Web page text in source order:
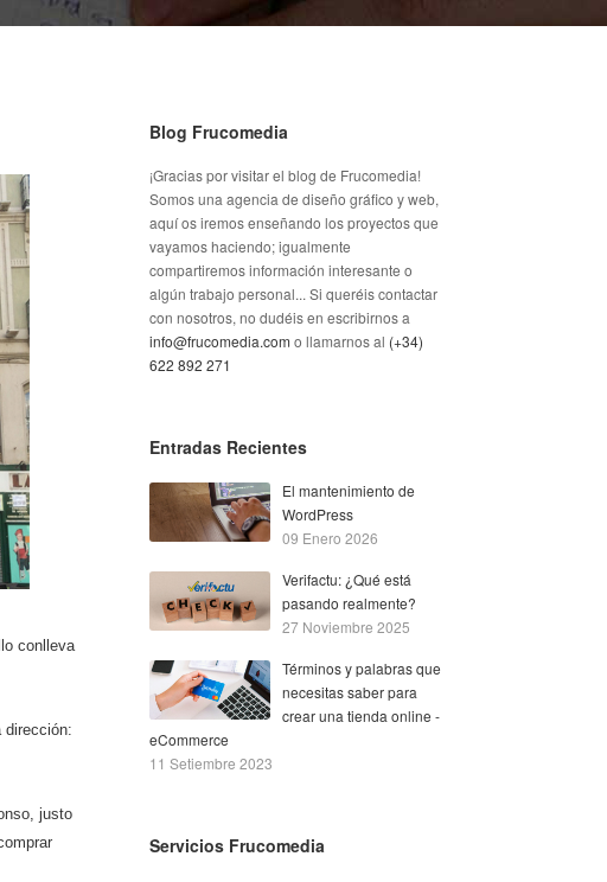
conlleva
dirección:
justo
Blog Frucomedia
¡Gracias por visitar el blog de Frucomedia!
Somos una agencia de diseño gráfico y web,
aquí os iremos enseñando los proyectos que
vayamos haciendo; igualmente
compartiremos información interesante o
algún trabajo personal... Si queréis contactar
con nosotros, no dudéis en escribirnos a
info@frucomedia.com o llamarnos al (+34)
622 892 271
Entradas Recientes
El mantenimiento de
WordPress
09 Enero 2026
Verifactu: ¿Qué está
pasando realmente?
27 Noviembre 2025
Términos y palabras que
necesitas saber para
crear una tienda online -
eCommerce
11 Setiembre 2023
Servicios Frucomedia